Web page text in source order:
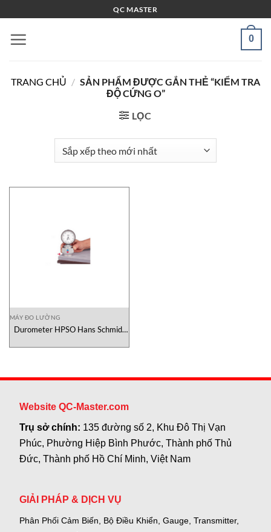
qua
nội
QC MASTER
0
TRANG CHỦ / SẢN PHẨM ĐƯỢC GẮN THẺ “KIỂM TRA
ĐỘ CỨNG O”
LỌC
MÁY ĐO LƯỜNG
Durometer HPSO Hans Schmidt
Website QC-Master.com
Trụ sở chính: 135 đường số 2, Khu Đô Thị Vạn
Phúc, Phường Hiệp Bình Phước, Thành phố Thủ
Đức, Thành phố Hồ Chí Minh, Việt Nam
GIẢI PHÁP & DỊCH VỤ
Phân Phối Cảm Biến, Bộ Điều Khiển, Gauge, Transmitter,